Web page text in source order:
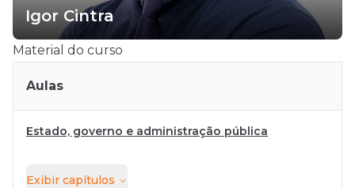
Igor Cintra
Material do curso
Aulas
Estado, governo e administração pública
Exibir capítulos